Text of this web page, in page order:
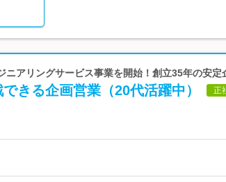
ニアリングサービス事業を開始！創立35年の安定
きる企画営業（20代活躍中） 正